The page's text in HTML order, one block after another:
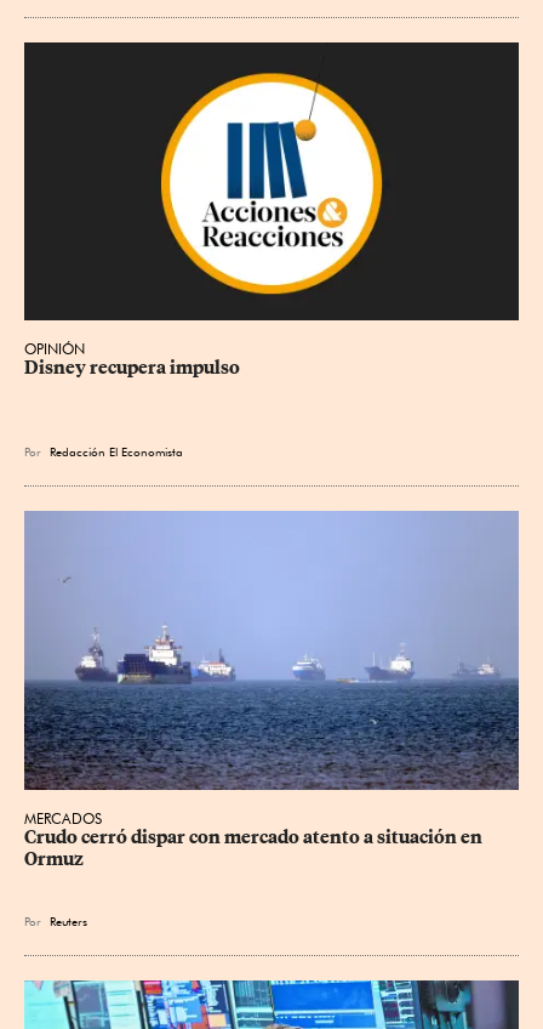
OPINIÓN
Disney recupera impulso
Por Redacción El Economista
MERCADOS
Crudo cerró dispar con mercado atento a situación en
Ormuz
Por Reuters